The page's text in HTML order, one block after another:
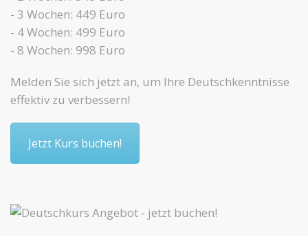
- 3 Wochen: 449 Euro
- 4 Wochen: 499 Euro
- 8 Wochen: 998 Euro
Melden Sie sich jetzt an, um Ihre Deutschkenntnisse
effektiv zu verbessern!
Jetzt Kurs buchen!